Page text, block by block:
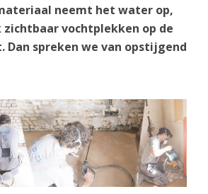
neemt het water op,
vochtplekken op de
Dan spreken we van opstijgend